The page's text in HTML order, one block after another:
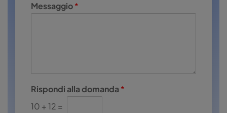
Messaggio*
Rispondi alla domanda*
10 +12 =